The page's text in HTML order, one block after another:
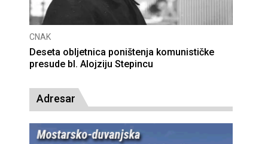
CNAK
Deseta obljetnica poništenja komunističke
presude bl. Alojziju Stepincu
Adresar